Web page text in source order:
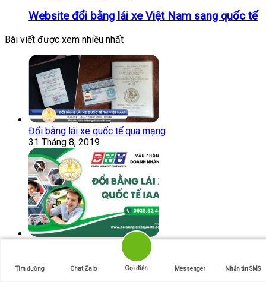
Website đổi bằng lái xe Việt Nam sang quốc tế
Bài viết được xem nhiều nhất
Đổi bằng lái xe quốc tế qua mạng
31 Tháng 8, 2019
Đổi bằng lái xe quốc tế IAA
Tìm đường Chat Zalo Gọi điện Messenger Nhắn tin SMS